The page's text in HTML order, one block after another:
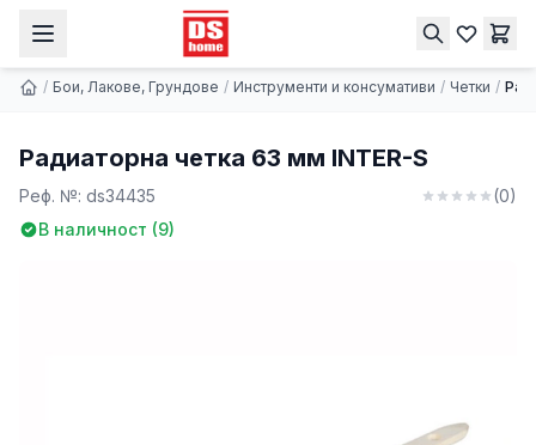
/ Бои, Лакове, Грундове / Инструменти и консумативи / Четки /
Радиаторна четка 63 мм INTER-S
Реф. №: ds34435 (0)
В наличност (9)
Радиаторна четка 63 мм INTER-S
1.02 € | 1.99 лв. Купи